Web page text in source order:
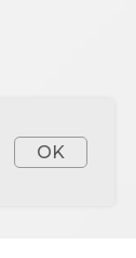
OK